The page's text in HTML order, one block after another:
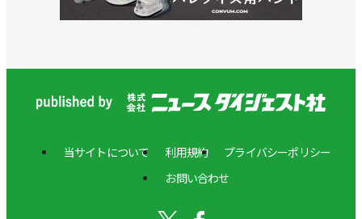
当サイトについて 利用規約
プライバシーポリシー
お問い合わせ